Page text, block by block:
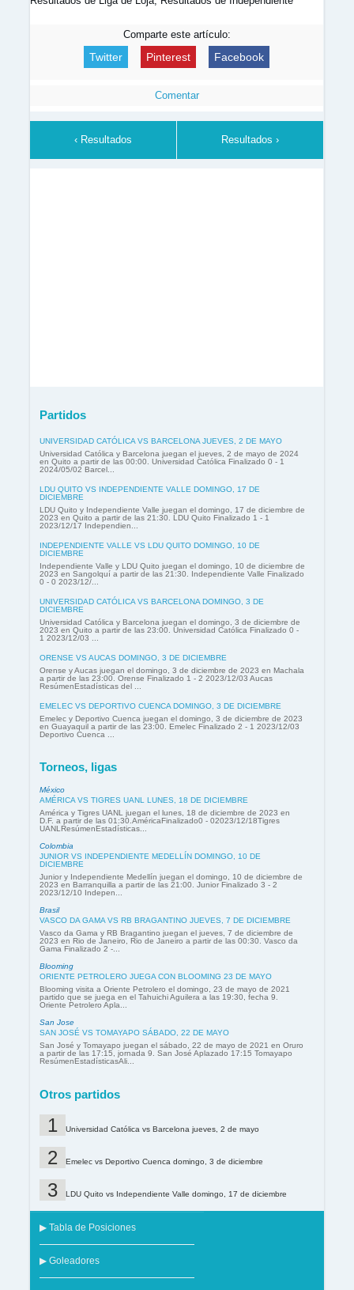
Comparte este artículo:
Twitter Pinterest Facebook
Comentar
‹ Resultados Resultados ›
Partidos
UNIVERSIDAD CATÓLICA VS BARCELONA JUEVES, 2 DE MAYO
Universidad Católica y Barcelona juegan el jueves, 2 de mayo de 2024
en Quito a partir de las 00:00. Universidad Católica Finalizado 0 - 1
2024/05/02 Barcel...
LDU QUITO VS INDEPENDIENTE VALLE DOMINGO, 17 DE
DICIEMBRE
LDU Quito y Independiente Valle juegan el domingo, 17 de diciembre de
2023 en Quito a partir de las 21:30. LDU Quito Finalizado 1 - 1
2023/12/17 Independien...
INDEPENDIENTE VALLE VS LDU QUITO DOMINGO, 10 DE
DICIEMBRE
Independiente Valle y LDU Quito juegan el domingo, 10 de diciembre de
2023 en Sangolquí a partir de las 21:30. Independiente Valle Finalizado
0 - 0 2023/12/...
UNIVERSIDAD CATÓLICA VS BARCELONA DOMINGO, 3 DE
DICIEMBRE
Universidad Católica y Barcelona juegan el domingo, 3 de diciembre de
2023 en Quito a partir de las 23:00. Universidad Católica Finalizado 0 -
1 2023/12/03 ...
ORENSE VS AUCAS DOMINGO, 3 DE DICIEMBRE
Orense y Aucas juegan el domingo, 3 de diciembre de 2023 en Machala
a partir de las 23:00. Orense Finalizado 1 - 2 2023/12/03 Aucas
ResúmenEstadísticas del ...
EMELEC VS DEPORTIVO CUENCA DOMINGO, 3 DE DICIEMBRE
Emelec y Deportivo Cuenca juegan el domingo, 3 de diciembre de 2023
en Guayaquil a partir de las 23:00. Emelec Finalizado 2 - 1 2023/12/03
Deportivo Cuenca ...
Torneos, ligas
México
AMÉRICA VS TIGRES UANL LUNES, 18 DE DICIEMBRE
América y Tigres UANL juegan el lunes, 18 de diciembre de 2023 en
D.F. a partir de las 01:30.AméricaFinalizado0 - 02023/12/18Tigres
UANLResúmenEstadísticas...
Colombia
JUNIOR VS INDEPENDIENTE MEDELLÍN DOMINGO, 10 DE
DICIEMBRE
Junior y Independiente Medellín juegan el domingo, 10 de diciembre de
2023 en Barranquilla a partir de las 21:00. Junior Finalizado 3 - 2
2023/12/10 Indepen...
Brasil
VASCO DA GAMA VS RB BRAGANTINO JUEVES, 7 DE DICIEMBRE
Vasco da Gama y RB Bragantino juegan el jueves, 7 de diciembre de
2023 en Rio de Janeiro, Rio de Janeiro a partir de las 00:30. Vasco da
Gama Finalizado 2 -...
Blooming
ORIENTE PETROLERO JUEGA CON BLOOMING 23 DE MAYO
Blooming visita a Oriente Petrolero el domingo, 23 de mayo de 2021
partido que se juega en el Tahuichi Aguilera a las 19:30, fecha 9.
Oriente Petrolero Apla...
San Jose
SAN JOSÉ VS TOMAYAPO SÁBADO, 22 DE MAYO
San José y Tomayapo juegan el sábado, 22 de mayo de 2021 en Oruro
a partir de las 17:15, jornada 9. San José Aplazado 17:15 Tomayapo
ResúmenEstadísticasAli...
Otros partidos
Universidad Católica vs Barcelona jueves, 2 de mayo
Emelec vs Deportivo Cuenca domingo, 3 de diciembre
LDU Quito vs Independiente Valle domingo, 17 de diciembre
▶ Tabla de Posiciones
▶ Goleadores